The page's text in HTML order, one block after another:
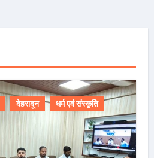
देहरादून धर्म एवं संस्कृति